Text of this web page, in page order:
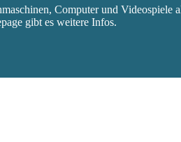
Computer und
gibt es weitere Infos.